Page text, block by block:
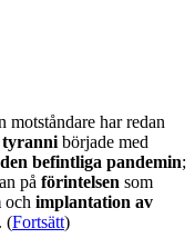
motståndare har redan
tyranni började med
befintliga pandemin;
på förintelsen som
och implantation av
(Fortsätt)